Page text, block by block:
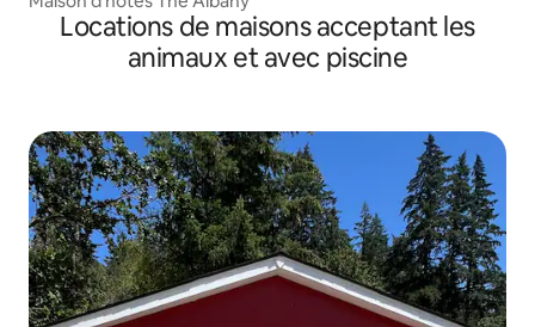
Locations de maisons acceptant les
animaux et avec piscine